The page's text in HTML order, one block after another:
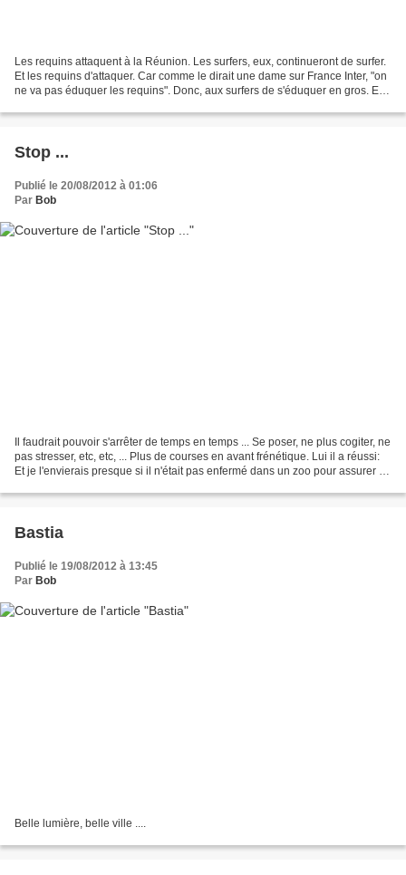
Les requins attaquent à la Réunion. Les surfers, eux, continueront de surfer.
Et les requins d'attaquer. Car comme le dirait une dame sur France Inter, "on
ne va pas éduquer les requins". Donc, aux surfers de s'éduquer en gros. Et
Stop ...
Publié le 20/08/2012 à 01:06
Par Bob
Il faudrait pouvoir s'arrêter de temps en temps ... Se poser, ne plus cogiter, ne
pas stresser, etc, etc, ... Plus de courses en avant frénétique. Lui il a réussi:
Et je l'envierais presque si il n'était pas enfermé dans un zoo pour assurer sa
Bastia
Publié le 19/08/2012 à 13:45
Par Bob
Belle lumière, belle ville ....